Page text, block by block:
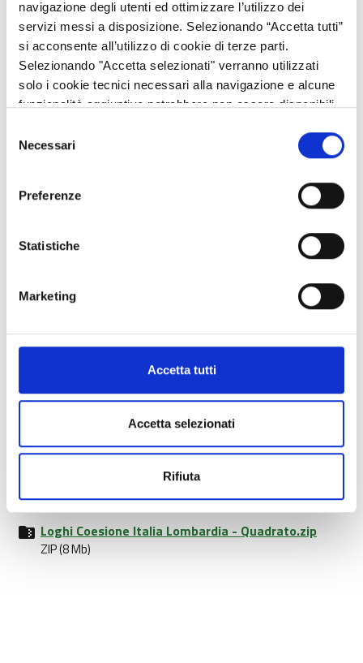
navigazione degli utenti ed ottimizzare l’utilizzo dei
servizi messi a disposizione. Selezionando “Accetta tutti”
si acconsente all’utilizzo di cookie di terze parti.
Selezionando "Accetta selezionati" verranno utilizzati
solo i cookie tecnici necessari alla navigazione e alcune
funzionalità aggiuntive potrebbero non essere disponibili.
delNecessari
Preferenze
Statistiche
Marketing
Accetta tutti
Accetta selezionati
Rifiuta
Stemma della Repubblica italiana
Regione Lombardia
Tutti i loghi sono parte integrante e sostanziale del blocco loghi,
che non può essere modificato.
linea verticale grigia
. La distanza tra gli estremi di ciascun
marchio e la linea verticale di separazione non può essere
Documenti allegati
Loghi Coesione Italia Lombardia - Colore.zip
ZIP (794 Kb)
Loghi Coesione Italia Lombardia - Nero.zip
ZIP (10 Mb)
Loghi Coesione Italia Lombardia - Quadrato.zip
ZIP (8 Mb)